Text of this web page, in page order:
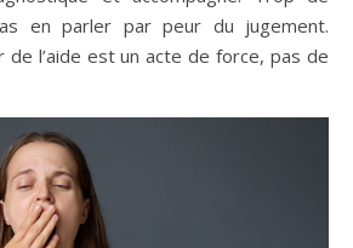
en parler par peur du jugement.
de l’aide est un acte de force, pas de